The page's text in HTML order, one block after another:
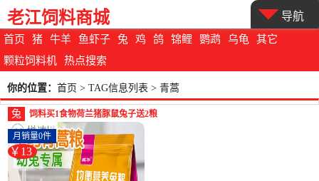
首页 猪 牛羊 鱼虾子 兔 鸡 鸽 锦鲤 鹦鹉 乌龟
其它
颗粒饲料机
热点搜索
老江饲料商城 导航
你的位置： 首页 > TAG信息列表 > 青蒿
兔
饲料买1食物荷兰猪豚鼠兔子送2粮
牧草粮食幼宠物垂耳-兔饲料(拼凑
旗舰店仅售13.37元)
￥13
月销量0件